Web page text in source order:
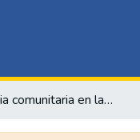
La justicia comunitaria en la resolución de conflictos en el consejo comunitario mayor del río Pepé – Concomarpe